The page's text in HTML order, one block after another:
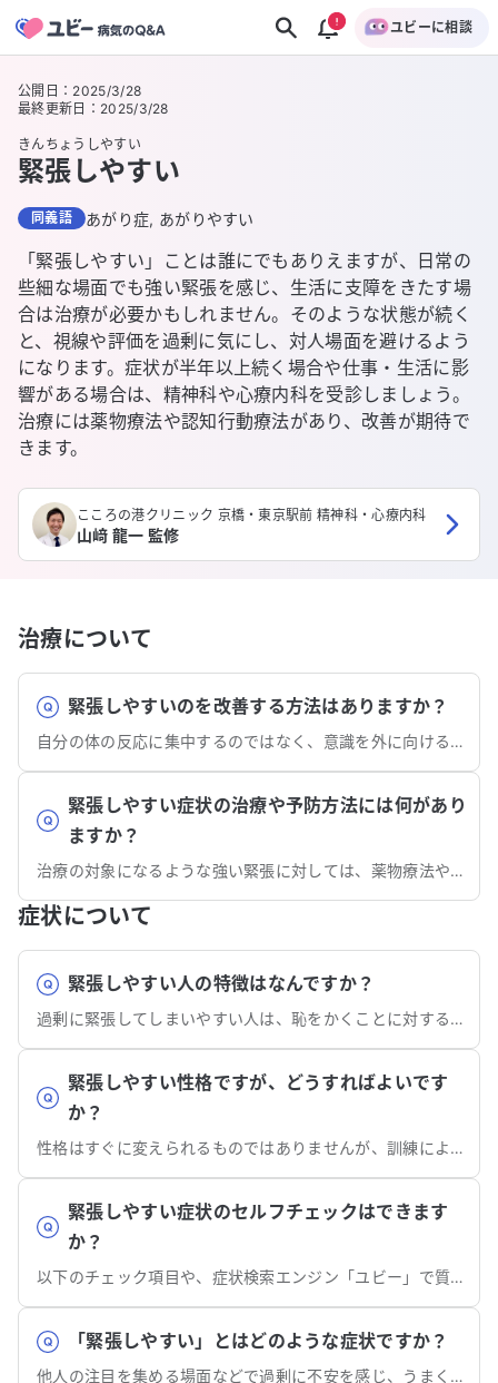
ユビーに相談
公開日 ： 2025/3/28
最終更新日 ： 2025/3/28
きんちょうしやすい
緊張しやすい
同義語 あがり症, あがりやすい
「緊張しやすい」ことは誰にでもありえますが、日常の
些細な場面でも強い緊張を感じ、生活に支障をきたす場
合は治療が必要かもしれません。そのような状態が続く
と、視線や評価を過剰に気にし、対人場面を避けるよう
になります。症状が半年以上続く場合や仕事・生活に影
響がある場合は、精神科や心療内科を受診しましょう。
治療には薬物療法や認知行動療法があり、改善が期待で
きます。
こころの港クリニック 京橋・東京駅前 精神科・心療内科
山﨑 龍一 監修
治療について
緊張しやすいのを改善する方法はありますか？
自分の体の反応に集中するのではなく、意識を外に向ける練習をすることが役に立つかもしれません。
緊張しやすい症状の治療や予防方法には何があり
ますか？
治療の対象になるような強い緊張に対しては、薬物療法や精神療法がしばしば行われます。
症状について
緊張しやすい人の特徴はなんですか？
過剰に緊張してしまいやすい人は、恥をかくことに対する恐怖や不安を強く感じているかもしれません。
緊張しやすい性格ですが、どうすればよいです
か？
性格はすぐに変えられるものではありませんが、訓練により緊張しにくくなる可能性があります。
緊張しやすい症状のセルフチェックはできます
か？
以下のチェック項目や、症状検索エンジン「ユビー」で質問に答えるだけでセルフチェックもできます。
「緊張しやすい」とはどのような症状ですか？
他人の注目を集める場面などで過剰に不安を感じ、うまく話せないといった支障が生じる症状です。